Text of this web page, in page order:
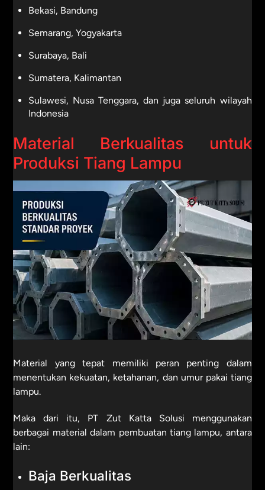
Bekasi, Bandung
Semarang, Yogyakarta
Surabaya, Bali
Sumatera, Kalimantan
Sulawesi, Nusa Tenggara, dan juga seluruh wilayah
Indonesia
Material Berkualitas untuk
Produksi Tiang Lampu
Material yang tepat memiliki peran penting dalam
menentukan kekuatan, ketahanan, dan umur pakai tiang
lampu.
Maka dari itu, PT Zut Katta Solusi menggunakan
berbagai material dalam pembuatan tiang lampu, antara
lain:
Baja Berkualitas